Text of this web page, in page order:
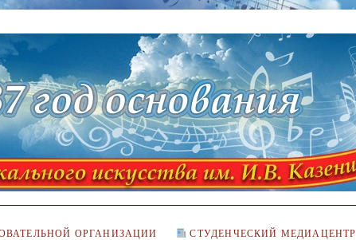
ОРГАНИЗАЦИИ СТУДЕНЧЕСКИЙ МЕДИАЦЕНТР